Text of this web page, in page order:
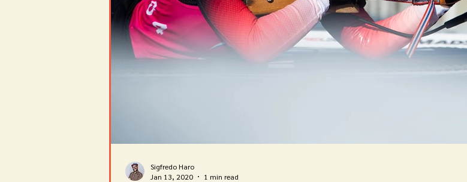
Sigfredo Haro
Jan 13, 2020
1 min read